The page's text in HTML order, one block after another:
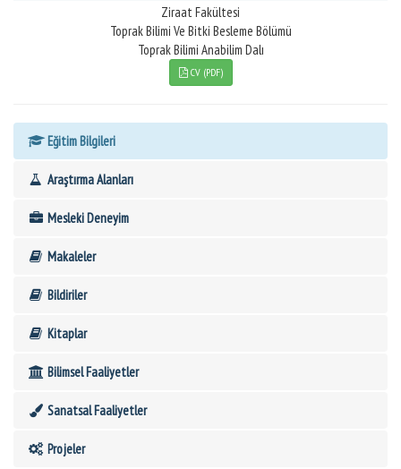
Ziraat Fakültesi
Toprak Bilimi Ve Bitki Besleme Bölümü
Toprak Bilimi Anabilim Dalı
CV (PDF)
Eğitim Bilgileri
Araştırma Alanları
Mesleki Deneyim
Makaleler
Bildiriler
Kitaplar
Bilimsel Faaliyetler
Sanatsal Faaliyetler
Projeler